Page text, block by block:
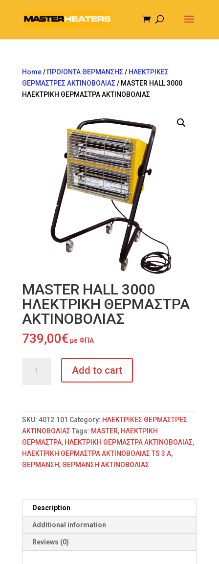
Home/ ΠΡΟΙΟΝΤΑ ΘΕΡΜΑΝΣΗΣ / ΗΛΕΚΤΡΙΚΕΣ
ΘΕΡΜΑΣΤΡΕΣ ΑΚΤΙΝΟΒΟΛΙΑΣ / MASTER HALL 3000
ΗΛΕΚΤΡΙΚΗ ΘΕΡΜΑΣΤΡΑ ΑΚΤΙΝΟΒΟΛΙΑΣ
MASTER HALL 3000
ΗΛΕΚΤΡΙΚΗ ΘΕΡΜΑΣΤΡΑ
ΑΚΤΙΝΟΒΟΛΙΑΣ
739,00€ με ΦΠΑ
HALL
ΑΚΤΙΝΟΒΟΛΙΑΣ
quantity
Add to cart
SKU: 4012.101 Category: ΗΛΕΚΤΡΙΚΕΣ ΘΕΡΜΑΣΤΡΕΣ
ΑΚΤΙΝΟΒΟΛΙΑΣ Tags: MASTER, ΗΛΕΚΤΡΙΚΗ
ΘΕΡΜΑΣΤΡΑ, ΗΛΕΚΤΡΙΚΗ ΘΕΡΜΑΣΤΡΑ ΑΚΤΙΝΟΒΟΛΙΑΣ,
ΗΛΕΚΤΡΙΚΗ ΘΕΡΜΑΣΤΡΑ ΑΚΤΙΝΟΒΟΛΙΑΣ TS 3 A,
ΘΕΡΜΑΝΣΗ, ΘΕΡΜΑΝΣΗ ΑΚΤΙΝΟΒΟΛΙΑΣ
Description
Additional information
Reviews (0)